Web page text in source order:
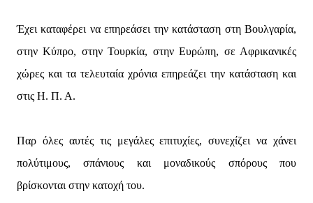
Έχει καταφέρει να επηρεάσει την κατάσταση στη Βουλγαρία,
στην Κύπρο, στην Τουρκία, στην Ευρώπη, σε Αφρικανικές
χώρες και τα τελευταία χρόνια επηρεάζει την κατάσταση και
στις Η. Π. Α.
Παρ όλες αυτές τις μεγάλες επιτυχίες, συνεχίζει να χάνει
πολύτιμους, σπάνιους και μοναδικούς σπόρους που
βρίσκονται στην κατοχή του.